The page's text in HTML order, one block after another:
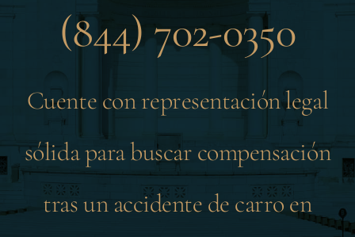
(844) 702-0350
Cuente con representación legal
sólida para buscar compensación
tras un accidente de carro en